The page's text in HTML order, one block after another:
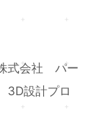
式会社 パー
3D設計プロ